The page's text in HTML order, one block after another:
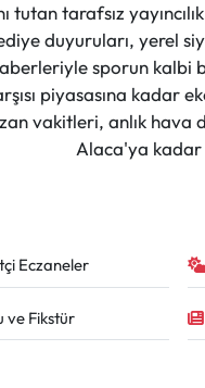
tutan tarafsız
duyuruları, yerel
sporun kalbi
piyasasına kadar
vakitleri, anlık hava
Alaca'ya kadar
Eczaneler
ve Fikstür